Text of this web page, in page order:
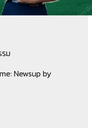
ม
Newsup by